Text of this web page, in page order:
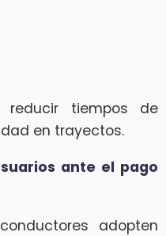
reducir tiempos de
en trayectos.
ante el pago
adopten